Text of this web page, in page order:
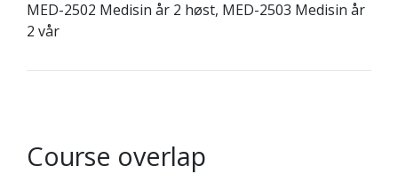
MED-2502 Medisin år 2 høst, MED-2503 Medisin år
2 vår
Course overlap